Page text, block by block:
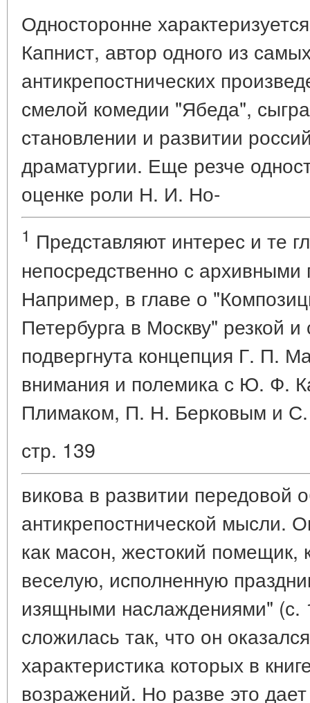
Односторонне
Капнист, автор одного из
антикрепостнических
смелой комедии "Ябеда",
становлении и развитии
драматургии. Еще резче
оценке роли Н. И. Но-
1 Представляют интерес и те
непосредственно с
Например, в главе о
Петербурга в Москву" резкой
подвергнута концепция Г. П.
внимания и полемика с Ю. Ф.
Плимаком, П. Н. Берковым и
стр. 139
викова в развитии передовой
антикрепостнической мысли.
как масон, жестокий помещик,
веселую, исполненную
изящными наслаждениями" (с.
сложилась так, что он
характеристика которых в
возражений. Но разве это